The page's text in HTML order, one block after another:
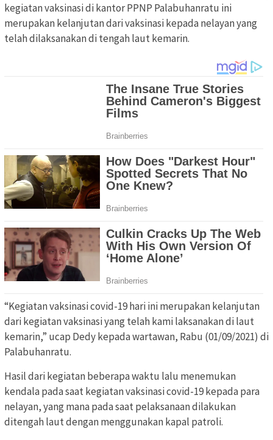
kegiatan vaksinasi di kantor PPNP Palabuhanratu ini
merupakan kelanjutan dari vaksinasi kepada nelayan yang
telah dilaksanakan di tengah laut kemarin.
“Kegiatan vaksinasi covid-19 hari ini merupakan kelanjutan
dari kegiatan vaksinasi yang telah kami laksanakan di laut
kemarin,” ucap Dedy kepada wartawan, Rabu (01/09/2021) di
Palabuhanratu.
Hasil dari kegiatan beberapa waktu lalu menemukan
kendala pada saat kegiatan vaksinasi covid-19 kepada para
nelayan, yang mana pada saat pelaksanaan dilakukan
ditengah laut dengan menggunakan kapal patroli.